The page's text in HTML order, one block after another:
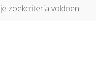
zoekcriteria voldoen.